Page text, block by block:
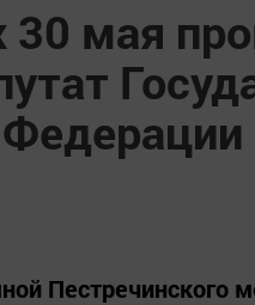
30 мая
Пестречинского